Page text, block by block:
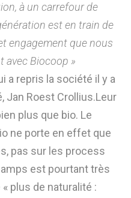
à un carrefour de
est en train de
engagement que nous
avec Biocoop »
a repris la société il y a
Jan Roest Crollius.Leur
plus que bio. Le
ne porte en effet que
pas sur les process
est pourtant très
plus de naturalité :